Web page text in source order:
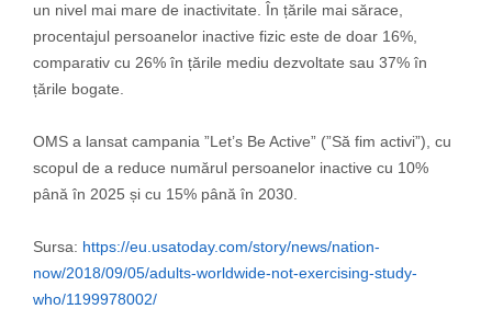
un nivel mai mare de inactivitate. În țările mai sărace,
procentajul persoanelor inactive fizic este de doar 16%,
comparativ cu 26% în țările mediu dezvoltate sau 37% în
țările bogate.
OMS a lansat campania ”Let’s Be Active” (”Să fim activi”), cu
scopul de a reduce numărul persoanelor inactive cu 10%
până în 2025 și cu 15% până în 2030.
Sursa: https://eu.usatoday.com/story/news/nation-
now/2018/09/05/adults-worldwide-not-exercising-study-
who/1199978002/